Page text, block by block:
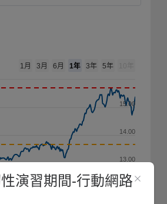
12.00
13.00
14.00
15.00
1月 3月 6月 1年 3年 5年
演習期間-行動網路